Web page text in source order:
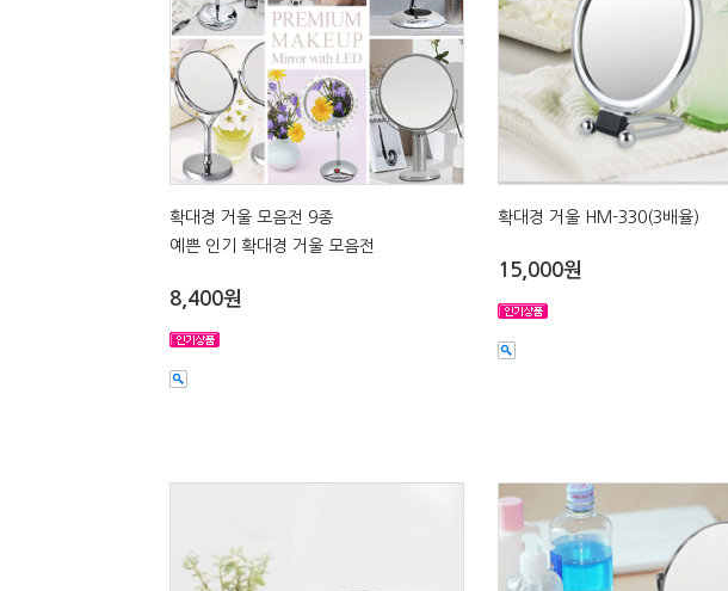
확대경 거울 모음전 9종
예쁜 인기 확대경 거울 모음전
8,400원
확대경 거울 HM-330(3배율)
15,000원